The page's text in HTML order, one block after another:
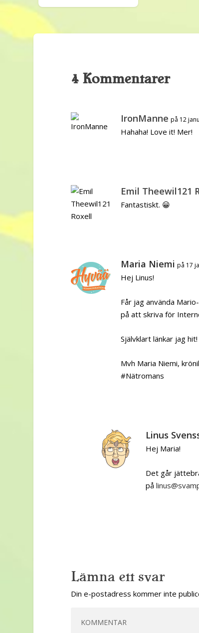
4 Kommentarer
IronManne på 12
Hahaha! Love it! Mer!
Emil Theewil121
Fantastiskt. 😀
Maria Niemi på 17
Hej Linus!
Får jag använda
på att skriva för
Självklart länkar jag hit!
Mvh Maria Niemi,
#Nätromans
Linus
Hej Maria!
Det går
på
Lämna ett svar
Din e-postadress kommer inte